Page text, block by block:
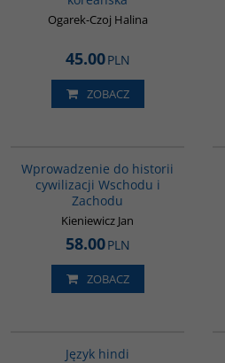
Ogarek-Czoj Halina
45.00PLN
ZOBACZ
Wprowadzenie do historii
cywilizacji Wschodu i
Zachodu
Kieniewicz Jan
58.00PLN
ZOBACZ
Język hindi